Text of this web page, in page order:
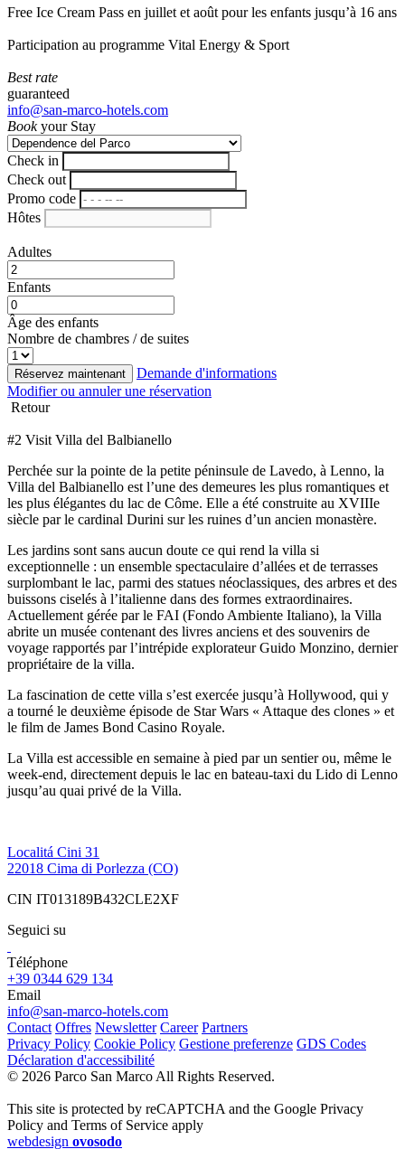
Free Ice Cream Pass en juillet et août pour les enfants jusqu’à 16 ans
Participation au programme Vital Energy & Sport
Best rate
guaranteed
info@san-marco-hotels.com
Bookyour Stay
Check in
Check out
Promo code
Hôtes
Adultes
Enfants
Âge des enfants
Nombre de chambres / de suites
Réservez maintenant
Demande d'informations
Modifier ou annuler une réservation
Retour
#2 Visit Villa del Balbianello
Perchée sur la pointe de la petite péninsule de Lavedo, à Lenno, la
Villa del Balbianello est l’une des demeures les plus romantiques et
les plus élégantes du lac de Côme. Elle a été construite au XVIIIe
siècle par le cardinal Durini sur les ruines d’un ancien monastère.
Les jardins sont sans aucun doute ce qui rend la villa si
exceptionnelle : un ensemble spectaculaire d’allées et de terrasses
surplombant le lac, parmi des statues néoclassiques, des arbres et des
buissons ciselés à l’italienne dans des formes extraordinaires.
Actuellement gérée par le FAI (Fondo Ambiente Italiano), la Villa
abrite un musée contenant des livres anciens et des souvenirs de
voyage rapportés par l’intrépide explorateur Guido Monzino, dernier
propriétaire de la villa.
La fascination de cette villa s’est exercée jusqu’à Hollywood, qui y
a tourné le deuxième épisode de Star Wars « Attaque des clones » et
le film de James Bond Casino Royale.
La Villa est accessible en semaine à pied par un sentier ou, même le
week-end, directement depuis le lac en bateau-taxi du Lido di Lenno
jusqu’au quai privé de la Villa.
Localitá Cini 31
22018 Cima di Porlezza (CO)
CIN IT013189B432CLE2XF
Seguici su
Téléphone
+39 0344 629 134
Email
info@san-marco-hotels.com
Contact Offres Newsletter Career Partners
Privacy Policy Cookie Policy Gestione preferenze GDS Codes
Déclaration d'accessibilité
© 2026 Parco San Marco All Rights Reserved.
This site is protected by reCAPTCHA and the Google Privacy
Policy and Terms of Service apply
webdesign ovosodo